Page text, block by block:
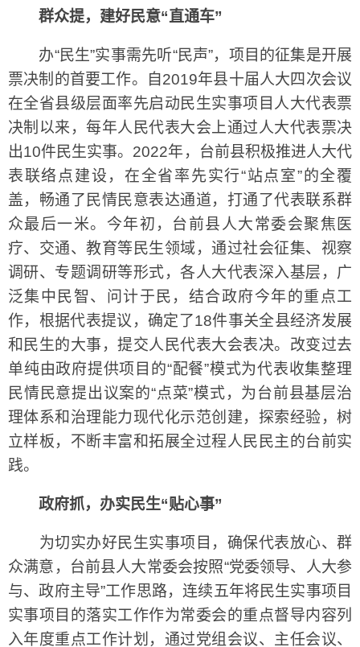
群众提，建好民意“直通车”
办“民生”实事需先听“民声”，项目的征集是开展
票决制的首要工作。自2019年县十届人大四次会议
在全省县级层面率先启动民生实事项目人大代表票
决制以来，每年人民代表大会上通过人大代表票决
出10件民生实事。2022年，台前县积极推进人大代
表联络点建设，在全省率先实行“站点室”的全覆
盖，畅通了民情民意表达通道，打通了代表联系群
众最后一米。今年初，台前县人大常委会聚焦医
疗、交通、教育等民生领域，通过社会征集、视察
调研、专题调研等形式，各人大代表深入基层，广
泛集中民智、问计于民，结合政府今年的重点工
作，根据代表提议，确定了18件事关全县经济发展
和民生的大事，提交人民代表大会表决。改变过去
单纯由政府提供项目的“配餐”模式为代表收集整理
民情民意提出议案的“点菜”模式，为台前县基层治
理体系和治理能力现代化示范创建，探索经验，树
立样板，不断丰富和拓展全过程人民民主的台前实
践。
政府抓，办实民生“贴心事”
为切实办好民生实事项目，确保代表放心、群
众满意，台前县人大常委会按照“党委领导、人大参
与、政府主导”工作思路，连续五年将民生实事项目
实事项目的落实工作作为常委会的重点督导内容列
入年度重点工作计划，通过党组会议、主任会议、